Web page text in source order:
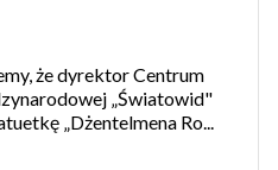
że dyrektor Centrum
„Światowid"
„Dżentelmena Ro...